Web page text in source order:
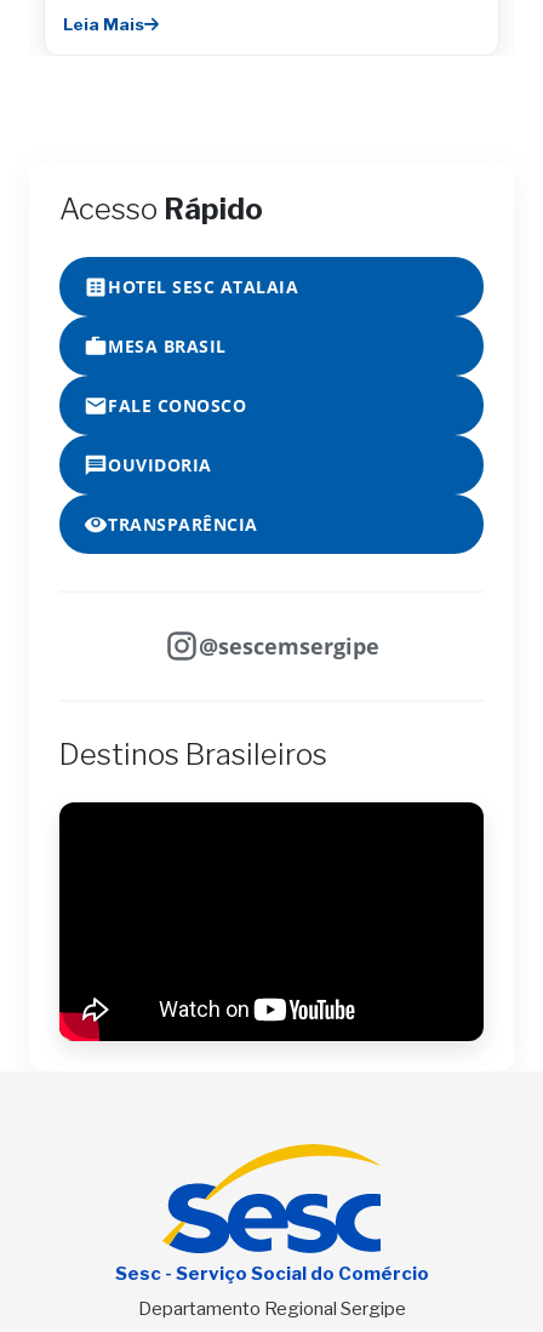
Leia Mais
Acesso Rápido
HOTEL SESC ATALAIA
MESA BRASIL
FALE CONOSCO
OUVIDORIA
TRANSPARÊNCIA
@sescemsergipe
Destinos Brasileiros
Sesc - Serviço Social do Comércio
Departamento Regional Sergipe